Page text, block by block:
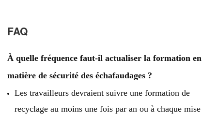
FAQ
À quelle fréquence faut-il actualiser la formation en
matière de sécurité des échafaudages ?
Les travailleurs devraient suivre une formation de
recyclage au moins une fois par an ou à chaque mise